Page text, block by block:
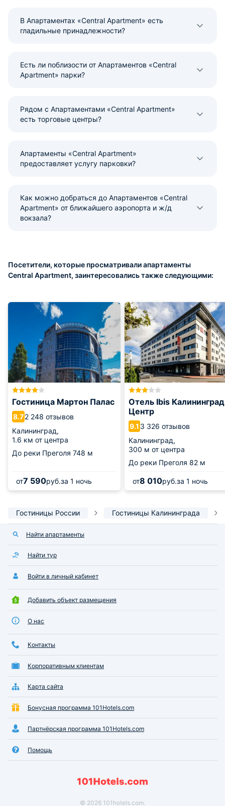
В Апартаментах «Central Apartment» есть
гладильные принадлежности?
Есть ли поблизости от Апартаментов «Central
Apartment» парки?
Рядом с Апартаментами «Central Apartment»
есть торговые центры?
Апартаменты «Central Apartment»
предоставляет услугу парковки?
Как можно добраться до Апартаментов «Central
Apartment» от ближайшего аэропорта и ж/д
вокзала?
Посетители, которые просматривали апартаменты
Central Apartment, заинтересовались также следующими:
Гостиница Мартон Палас
8.72 248 отзывов
Калининград,
1.6 км от центра
До реки Преголя 748 м
от7 590руб.за 1 ночь
Отель Ibis Калининград
Центр
9.1 3 326 отзывов
Калининград,
300 м от центра
До реки Преголя 82 м
от8 010руб.за 1 ночь
Гостиницы России Гостиницы Калининграда
Найти апартаменты
Найти тур
Войти в личный кабинет
Добавить объект размещения
О нас
Контакты
Корпоративным клиентам
Карта сайта
Бонусная программа 101Hotels.com
Партнёрская программа 101Hotels.com
Помощь
© 2026 101hotels.com.